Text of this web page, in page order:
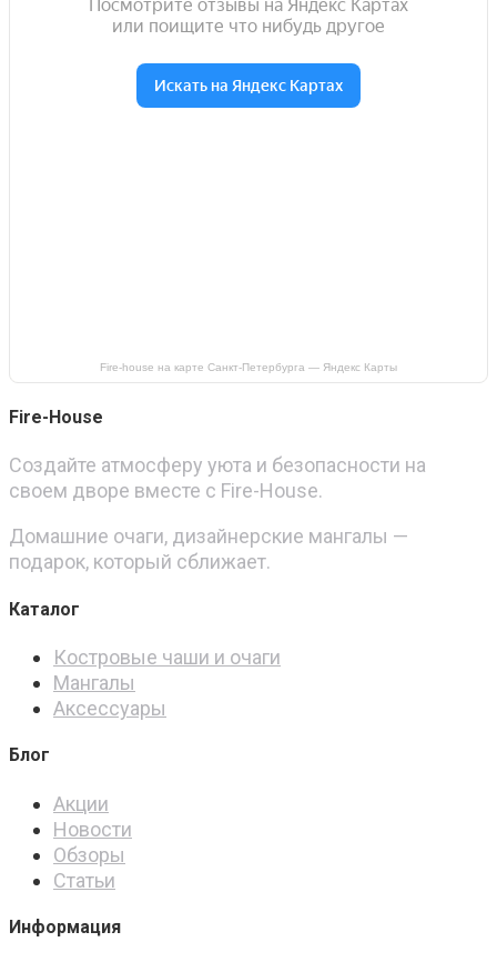
Fire-house на карте Санкт‑Петербурга — Яндекс Карты
Fire-House
Создайте атмосферу уюта и безопасности на
своем дворе вместе с Fire-House.
Домашние очаги, дизайнерские мангалы —
подарок, который сближает.
Каталог
Костровые чаши и очаги
Мангалы
Аксессуары
Блог
Акции
Новости
Обзоры
Статьи
Информация